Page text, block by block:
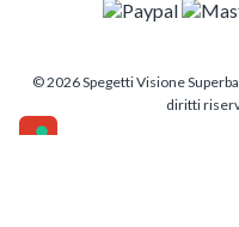
© 2026 Spegetti Visione
diritti